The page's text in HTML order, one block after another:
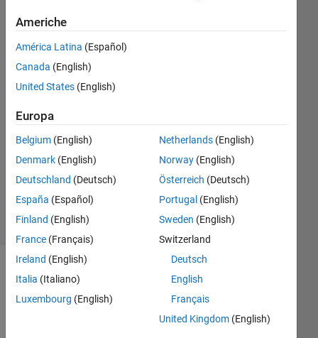
Mohammad
Ahmadi
29 Lug
2017
Risposta
Aggiornato
1 Ago
2017
3
Visualizzazioni
(30 giorni)
Americhe
América Latina (Español)
Canada (English)
United States (English)
Europa
Belgium (English)
Denmark (English)
Deutschland (Deutsch)
España (Español)
Finland (English)
France (Français)
Ireland (English)
Italia (Italiano)
Luxembourg (English)
Netherlands(English)
Norway(English)
Österreich (Deutsch)
Portugal (English)
Sweden (English)
Switzerland
Deutsch
English
Français
United Kingdom(English)